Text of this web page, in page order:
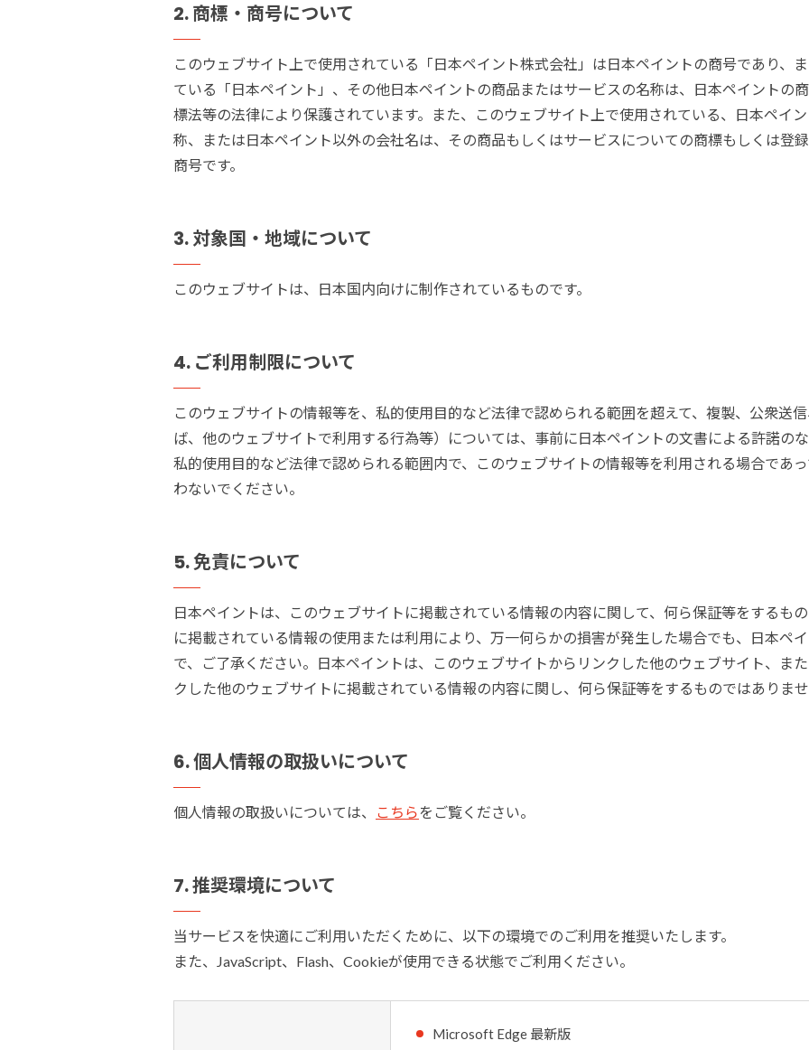
2. 商標・商号について
このウェブサイト上で使用されている「日本ペイント株式会社」は日本ペイントの商号であり、
ている「日本ペイント」、その他日本ペイントの商品またはサービスの名称は、日本ペイントの
標法等の法律により保護されています。また、このウェブサイト上で使用されている、日本ペイ
称、または日本ペイント以外の会社名は、その商品もしくはサービスについての商標もしくは登
商号です。
3. 対象国・地域について
このウェブサイトは、日本国内向けに制作されているものです。
4. ご利用制限について
このウェブサイトの情報等を、私的使用目的など法律で認められる範囲を超えて、複製、公衆送
ば、他のウェブサイトで利用する行為等）については、事前に日本ペイントの文書による許諾の
私的使用目的など法律で認められる範囲内で、このウェブサイトの情報等を利用される場合であ
わないでください。
5.免責について
日本ペイントは、このウェブサイトに掲載されている情報の内容に関して、何ら保証等をするも
に掲載されている情報の使用または利用により、万一何らかの損害が発生した場合でも、日本ペ
で、ご了承ください。日本ペイントは、このウェブサイトからリンクした他のウェブサイト、ま
クした他のウェブサイトに掲載されている情報の内容に関し、何ら保証等をするものではありま
6.個人情報の取扱いについて
個人情報の取扱いについては、 こちら をご覧ください。
7.推奨環境について
当サービスを快適にご利用いただくために、以下の環境でのご利用を推奨いたします。
また、JavaScript、Flash、Cookieが使用できる状態でご利用ください。
Microsoft Edge 最新版